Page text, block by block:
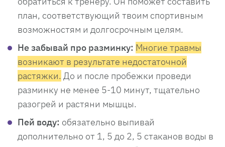
план, соответствующий твоим спортивным
возможностям и долгосрочным целям.
Не забывай про разминку: Многие травмы
возникают в результате недостаточной
растяжки. До и после пробежки проведи
разминку не менее 5-10 минут, тщательно
разогрей и растяни мышцы.
Пей воду: обязательно выпивай
дополнительно от 1, 5 до 2, 5 стаканов воды в